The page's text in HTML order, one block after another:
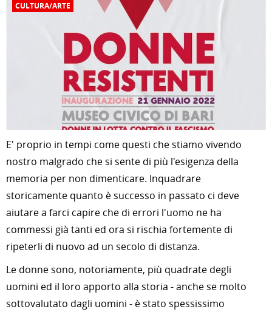
CULTURA/ARTE
E' proprio in tempi come questi che stiamo vivendo
nostro malgrado che si sente di più l'esigenza della
memoria per non dimenticare. Inquadrare
storicamente quanto è successo in passato ci deve
aiutare a farci capire che di errori l'uomo ne ha
commessi già tanti ed ora si rischia fortemente di
ripeterli di nuovo ad un secolo di distanza.
Le donne sono, notoriamente, più quadrate degli
uomini ed il loro apporto alla storia - anche se molto
sottovalutato dagli uomini - è stato spessissimo